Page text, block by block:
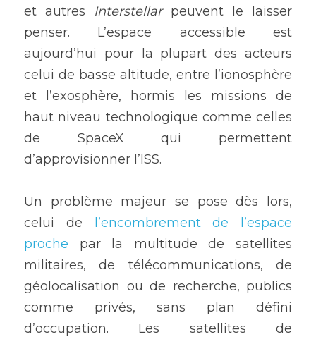
et autres Interstellar peuvent le laisser
penser. L’espace accessible est
aujourd’hui pour la plupart des acteurs
celui de basse altitude, entre l’ionosphère
et l’exosphère, hormis les missions de
haut niveau technologique comme celles
de SpaceX qui permettent
d’approvisionner l’ISS.
Un problème majeur se pose dès lors,
celui de
l’encombrement de l’espace
proche par la multitude de satellites
militaires, de télécommunications, de
géolocalisation ou de recherche, publics
comme privés, sans plan défini
d’occupation. Les satellites de